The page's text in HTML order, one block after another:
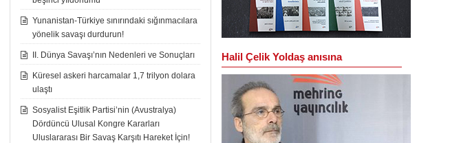
Yunanistan-Türkiye sınırındaki sığınmacılara
yönelik savaşı durdurun!
II. Dünya Savaşı’nın Nedenleri ve Sonuçları
Küresel askeri harcamalar 1,7 trilyon dolara
ulaştı
Sosyalist Eşitlik Partisi’nin (Avustralya)
Dördüncü Ulusal Kongre Kararları
Uluslararası Bir Savaş Karşıtı Hareket İçin!
Halil Çelik Yoldaş anısına